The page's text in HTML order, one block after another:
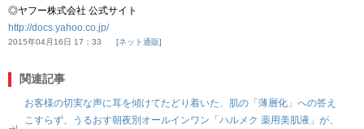
◎ヤフー株式会社 公式サイト
http://docs.yahoo.co.jp/
2015年04月16日 17：33 ネット通販
関連記事
お客様の切実な声に耳を傾けてたどり着いた、肌の「薄層化」への答え
こすらず、うるおす朝夜別オールインワン「ハルメク 薬用美肌液」が、